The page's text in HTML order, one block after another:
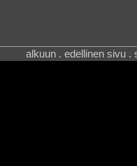
alkuun . edellinen sivu .